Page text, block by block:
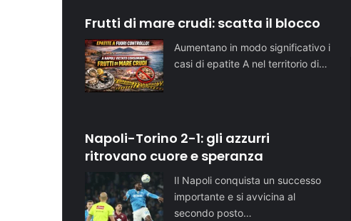
Frutti di mare crudi: scatta il blocco
Aumentano in modo significativo i
casi di epatite A nel territorio di…
Napoli-Torino 2-1: gli azzurri
ritrovano cuore e speranza
Il Napoli conquista un successo
importante e si avvicina al
secondo posto…